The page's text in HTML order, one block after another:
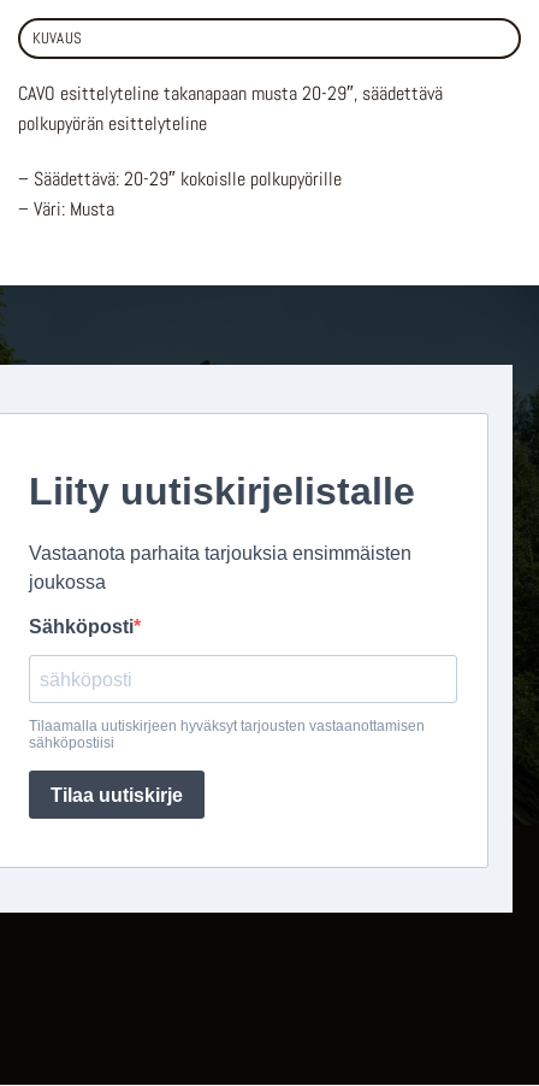
KUVAUS
CAVO esittelyteline takanapaan musta 20-29″, säädettävä
polkupyörän esittelyteline
– Säädettävä: 20-29″ kokoislle polkupyörille
– Väri: Musta